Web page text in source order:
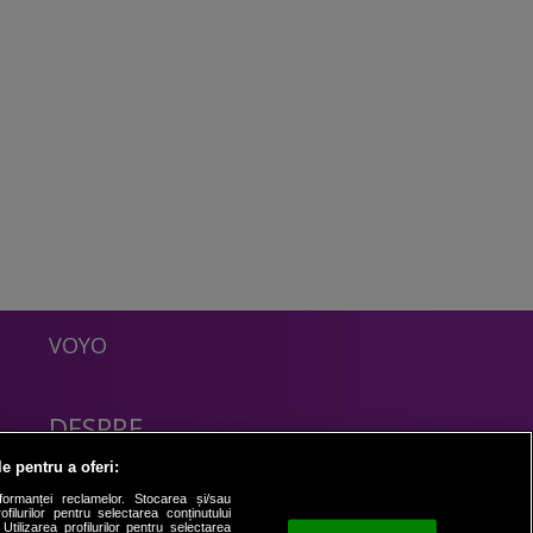
VOYO
DESPRE
Politica Confidentialitate
Contact
pentru a oferi:
reclamelor. Stocarea și/sau
pentru selectarea conținutului
profilurilor pentru selectarea